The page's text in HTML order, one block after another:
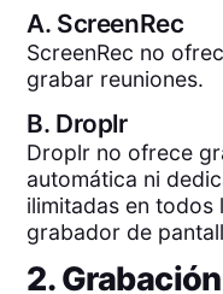
A. ScreenRec
ScreenRec no
grabar reuniones.
B. Droplr
Droplr no ofrece
automática ni
ilimitadas en todos
grabador de
2.